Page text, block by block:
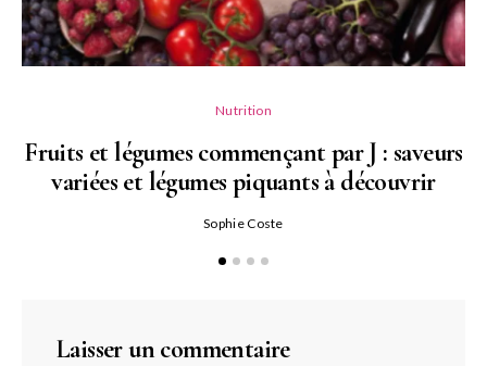
Nutrition
Fruits et légumes commençant par J : saveurs
variées et légumes piquants à découvrir
Sophie Coste
Laisser un commentaire